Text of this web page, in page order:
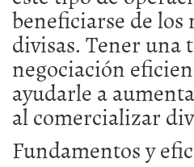
beneficiarse de
divisas. Tener una
negociación
ayudarle a
al comercializar
Fundamentos y